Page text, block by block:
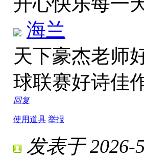
海兰
天下豪杰老师
球联赛好诗佳
回复
使用道具 举报
发表于 2026-